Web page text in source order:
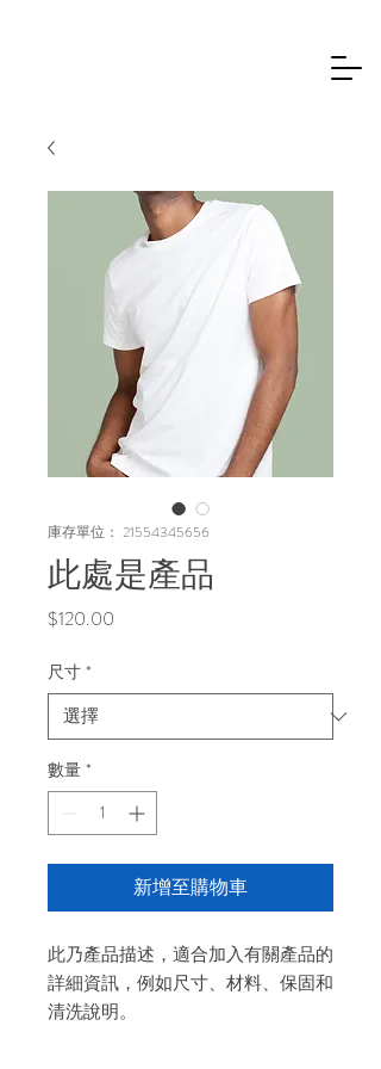
庫存單位： 21554345656
此處是產品
$120.00
尺寸 *
數量 *
新增至購物車
此乃產品描述，適合加入有關產品的
詳細資訊，例如尺寸、材料、保固和
清洗說明。